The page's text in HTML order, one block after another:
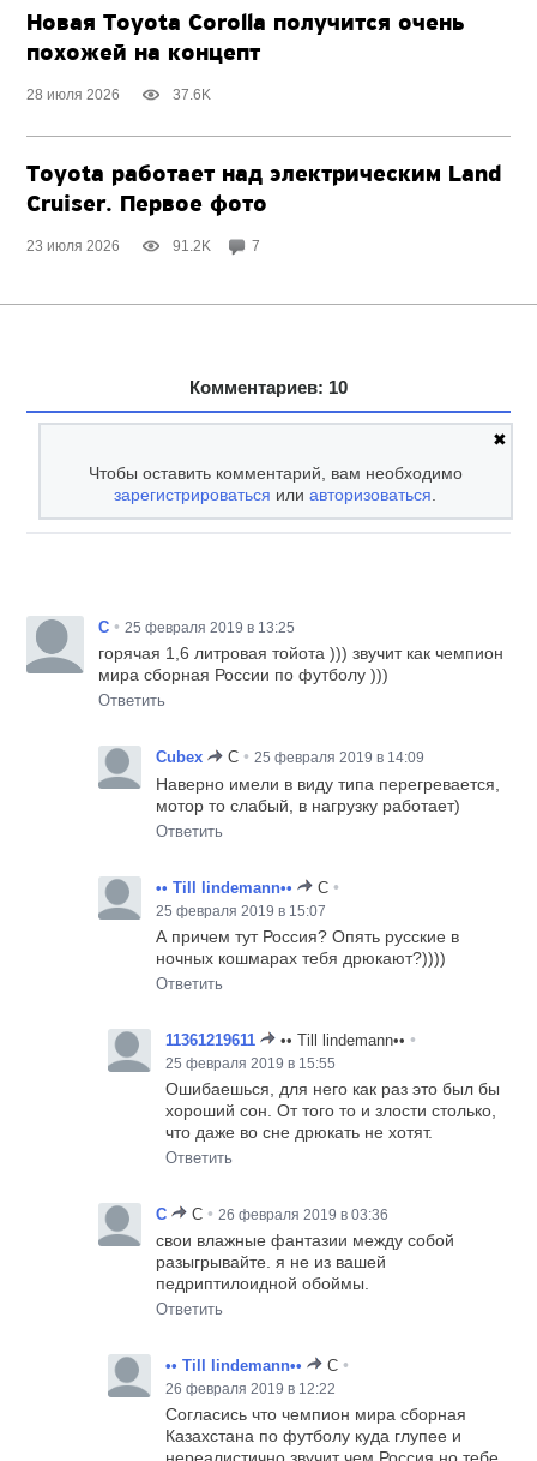
Новая Toyota Corolla получится очень
похожей на концепт
28 июля 2026 37.6K
Toyota работает над электрическим Land
Cruiser. Первое фото
23 июля 2026 91.2K 7
Комментариев: 10
✖
Чтобы оставить комментарий, вам необходимо
зарегистрироваться илиавторизоваться.
C • 25 февраля 2019 в 13:25
горячая 1,6 литровая тойота ))) звучит как чемпион
мира сборная России по футболу )))
Ответить
Cubex C • 25 февраля 2019 в 14:09
Наверно имели в виду типа перегревается,
мотор то слабый, в нагрузку работает)
Ответить
•• Till lindemann•• C •
25 февраля 2019 в 15:07
А причем тут Россия? Опять русские в
ночных кошмарах тебя дрюкают?))))
Ответить
11361219611 •• Till lindemann•• •
25 февраля 2019 в 15:55
Ошибаешься, для него как раз это был бы
хороший сон. От того то и злости столько,
что даже во сне дрюкать не хотят.
Ответить
C C • 26 февраля 2019 в 03:36
свои влажные фантазии между собой
разыгрывайте. я не из вашей
педриптилоидной обоймы.
Ответить
•• Till lindemann•• C •
26 февраля 2019 в 12:22
Согласись что чемпион мира сборная
Казахстана по футболу куда глупее и
нереалистично звучит чем Россия,но тебе